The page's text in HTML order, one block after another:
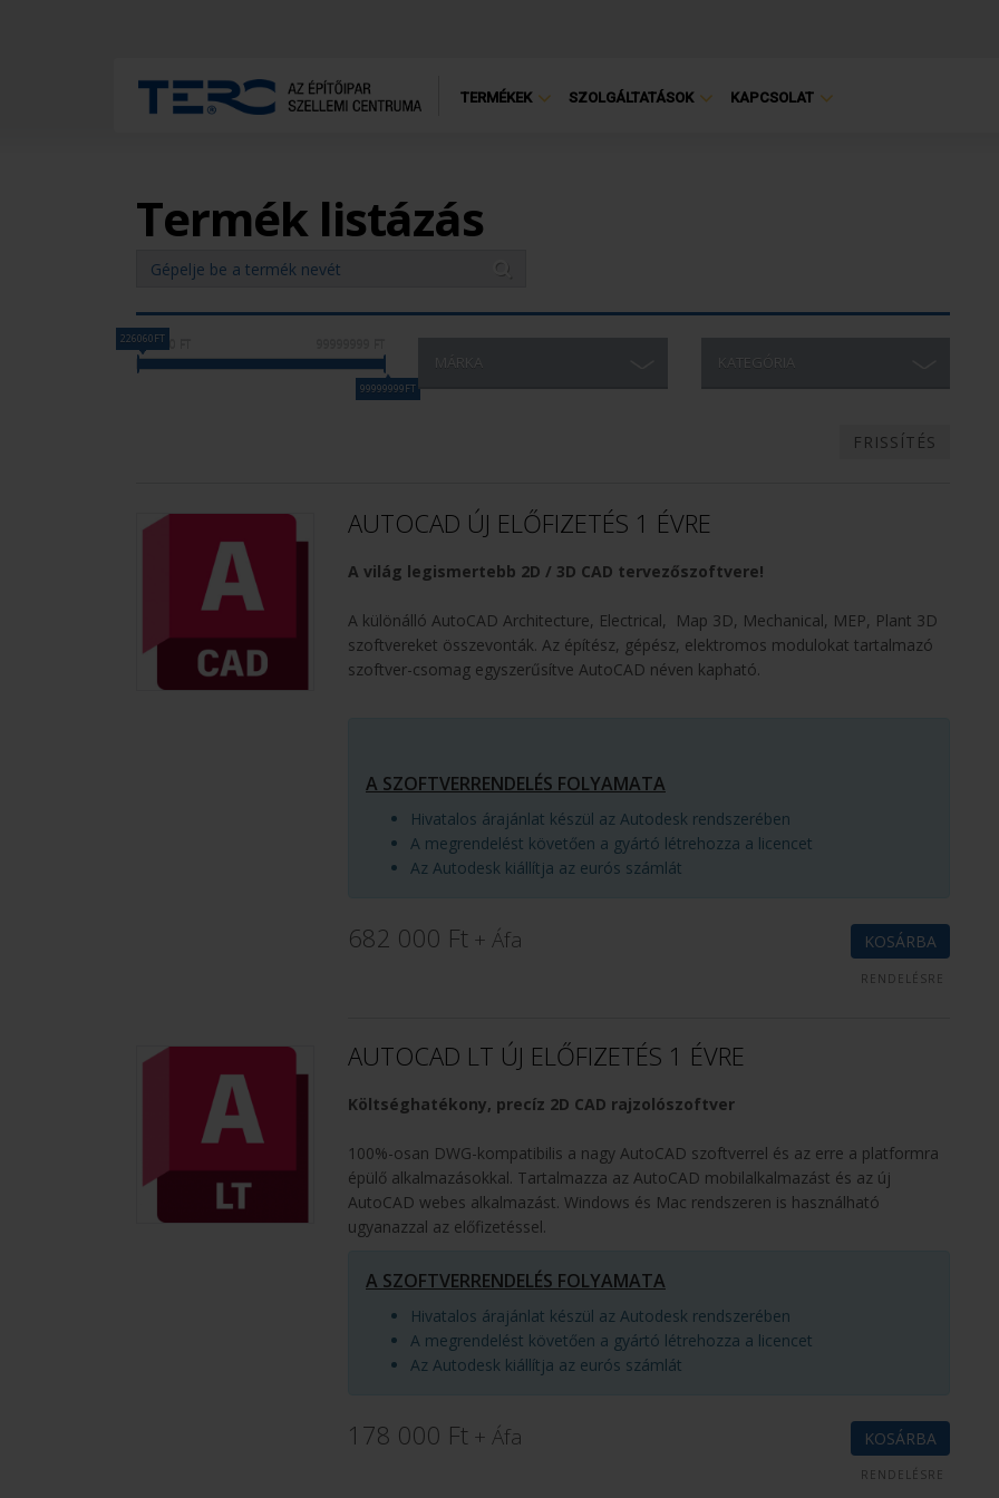
TERMÉKEK SZOLGÁLTATÁSOK KAPCSOLAT
Termék listázás
226060 FT
226060FT
99999999FT
MÁRKA KATEGÓRIA
FRISSÍTÉS
AUTOCAD ÚJ ELŐFIZETÉS 1 ÉVRE
A világ legismertebb 2D / 3D CAD tervezőszoftvere!
A különálló AutoCAD Architecture, Electrical, Map 3D, Mechanical, MEP, Plant 3D
szoftvereket összevonták. Az építész, gépész, elektromos modulokat tartalmazó
szoftver-csomag egyszerűsítve AutoCAD néven kapható.
A SZOFTVERRENDELÉS FOLYAMATA
Hivatalos árajánlat készül az Autodesk rendszerében
A megrendelést követően a gyártó létrehozza a licencet
Az Autodesk kiállítja az eurós számlát
682 000 Ft + Áfa KOSÁRBA
RENDELÉSRE
AUTOCAD LT ÚJ ELŐFIZETÉS 1 ÉVRE
Költséghatékony, precíz 2D CAD rajzolószoftver
100%-osan DWG-kompatibilis a nagy AutoCAD szoftverrel és az erre a platformra
épülő alkalmazásokkal. Tartalmazza az AutoCAD mobilalkalmazást és az új
AutoCAD webes alkalmazást. Windows és Mac rendszeren is használható
ugyanazzal az előfizetéssel.
A SZOFTVERRENDELÉS FOLYAMATA
Hivatalos árajánlat készül az Autodesk rendszerében
A megrendelést követően a gyártó létrehozza a licencet
Az Autodesk kiállítja az eurós számlát
178 000 Ft + Áfa KOSÁRBA
RENDELÉSRE